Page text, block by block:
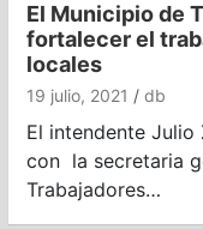
El Municipio de
fortalecer el
locales
19 julio, 2021 db
El intendente
con la secretaria
Trabajadores…